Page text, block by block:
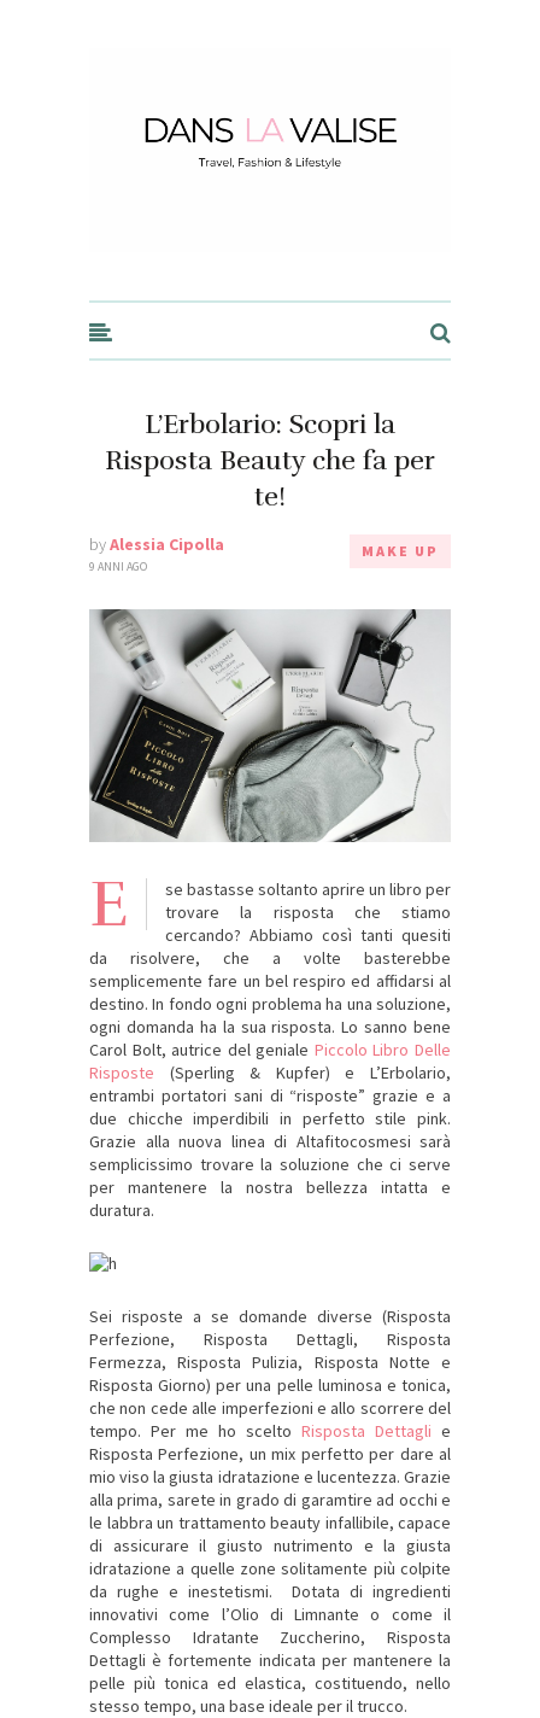
L’Erbolario: Scopri la
Risposta Beauty che fa per
te!
byAlessia Cipolla
9 ANNI AGO
MAKE UP
E
se bastasse soltanto aprire un libro per
trovare la risposta che stiamo
cercando? Abbiamo così tanti quesiti
da risolvere, che a volte basterebbe
semplicemente fare un bel respiro ed affidarsi al
destino. In fondo ogni problema ha una soluzione,
ogni domanda ha la sua risposta. Lo sanno bene
Carol Bolt, autrice del geniale Piccolo Libro Delle
Risposte (Sperling & Kupfer) e L’Erbolario,
entrambi portatori sani di “risposte” grazie e a
due chicche imperdibili in perfetto stile pink.
Grazie alla nuova linea di Altafitocosmesi sarà
semplicissimo trovare la soluzione che ci serve
per mantenere la nostra bellezza intatta e
duratura.
Sei risposte a se domande diverse (Risposta
Perfezione, Risposta Dettagli, Risposta
Fermezza, Risposta Pulizia, Risposta Notte e
Risposta Giorno) per una pelle luminosa e tonica,
che non cede alle imperfezioni e allo scorrere del
tempo. Per me ho scelto Risposta Dettagli e
Risposta Perfezione, un mix perfetto per dare al
mio viso la giusta idratazione e lucentezza. Grazie
alla prima, sarete in grado di garamtire ad occhi e
le labbra un trattamento beauty infallibile, capace
di assicurare il giusto nutrimento e la giusta
idratazione a quelle zone solitamente più colpite
da rughe e inestetismi. Dotata di ingredienti
innovativi come l’Olio di Limnante o come il
Complesso Idratante Zuccherino, Risposta
Dettagli è fortemente indicata per mantenere la
pelle più tonica ed elastica, costituendo, nello
stesso tempo, una base ideale per il trucco.